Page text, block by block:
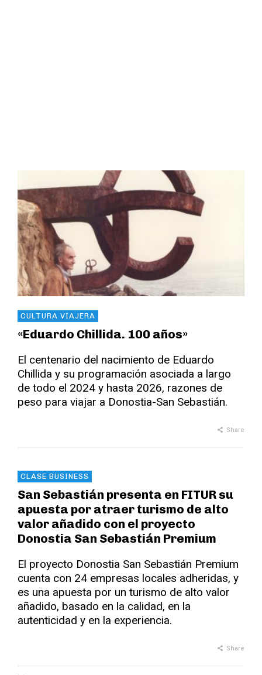
CULTURA VIAJERA
«Eduardo Chillida. 100 años»
El centenario del nacimiento de Eduardo
Chillida y su programación asociada a largo
de todo el 2024 y hasta 2026, razones de
peso para viajar a Donostia-San Sebastián.
Share
CLASE BUSINESS
San Sebastián presenta en FITUR su
apuesta por atraer turismo de alto
valor añadido con el proyecto
Donostia San Sebastián Premium
El proyecto Donostia San Sebastián Premium
cuenta con 24 empresas locales adheridas, y
es una apuesta por un turismo de alto valor
añadido, basado en la calidad, en la
autenticidad y en la experiencia.
Share